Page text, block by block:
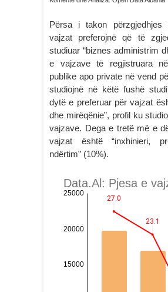
Përsa i takon përzgjedhjes
vajzat preferojnë që të
studiuar “biznes administrim
e vajzave të regjistruara
publike apo private në vend
studiojnë në këtë fushë
dytë e preferuar për vajzat
dhe mirëqënie”, profil ku
vajzave. Dega e tretë më e
vajzat është “inxhinieri,
ndërtim” (10%).